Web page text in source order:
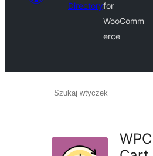
Directoryfor
WooComm
erce
Szukaj